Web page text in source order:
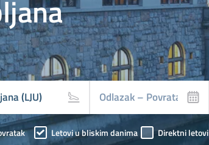
Letovi u bliskim danima Direktni letovi